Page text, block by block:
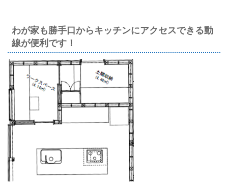
わが家も勝手口からキッチンにアクセスできる動
線が便利です！